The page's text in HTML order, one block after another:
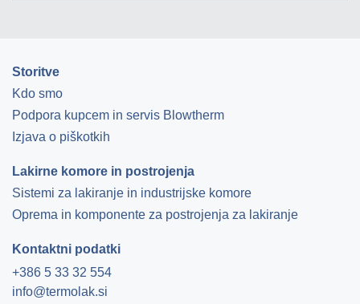
Storitve
Kdo smo
Podpora kupcem in servis Blowtherm
Izjava o piškotkih
Lakirne komore in postrojenja
Sistemi za lakiranje in industrijske komore
Oprema in komponente za postrojenja za lakiranje
Kontaktni podatki
+386 5 33 32 554
info@termolak.si